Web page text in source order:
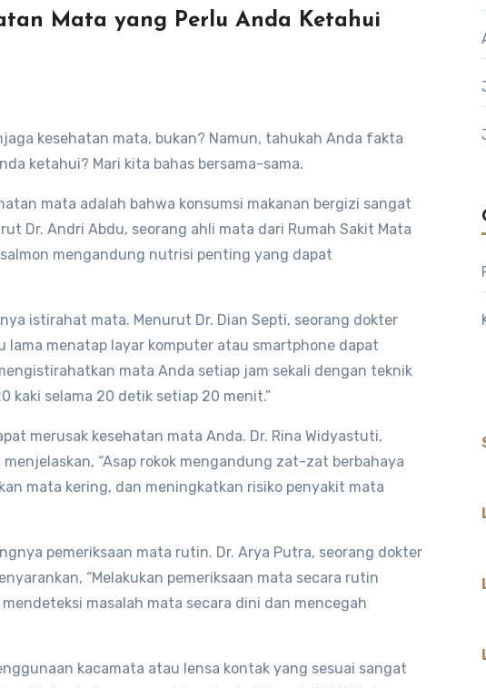
Mata yang Perlu Anda Ketahui
kesehatan mata, bukan? Namun, tahukah Anda fakta
ketahui? Mari kita bahas bersama-sama.
mata adalah bahwa konsumsi makanan bergizi sangat
Dr. Andri Abdu, seorang ahli mata dari Rumah Sakit Mata
mengandung nutrisi penting yang dapat
istirahat mata. Menurut Dr. Dian Septi, seorang dokter
lama menatap layar komputer atau smartphone dapat
mata Anda setiap jam sekali dengan teknik
selama 20 detik setiap 20 menit.”
merusak kesehatan mata Anda. Dr. Rina Widyastuti,
“Asap rokok mengandung zat-zat berbahaya
mata kering, dan meningkatkan risiko penyakit mata
pemeriksaan mata rutin. Dr. Arya Putra, seorang dokter
“Melakukan pemeriksaan mata secara rutin
masalah mata secara dini dan mencegah
kacamata atau lensa kontak yang sesuai sangat